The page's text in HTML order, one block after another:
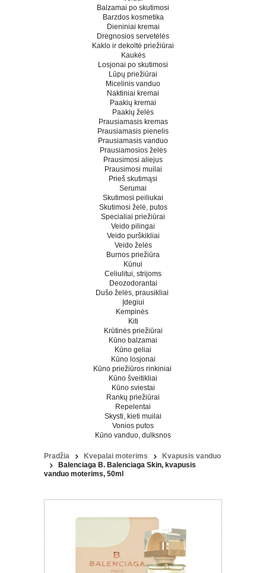
Balzamai po skutimosi
Barzdos kosmetika
Dieniniai kremai
Drėgnosios servetėlės
Kaklo ir dekoltė priežiūrai
Kaukės
Losjonai po skutimosi
Lūpų priežiūrai
Micelinis vanduo
Naktiniai kremai
Paakių kremai
Paakių želės
Prausiamasis kremas
Prausiamasis pienelis
Prausiamasis vanduo
Prausiamosios želės
Prausimosi aliejus
Prausimosi muilai
Prieš skutimąsi
Serumai
Skutimosi peiliukai
Skutimosi želė, putos
Specialiai priežiūrai
Veido pilingai
Veido purškikliai
Veido želės
Burnos priežiūra
Kūnui
Celiulitui, strijoms
Deozodorantai
Dušo želės, prausikliai
Įdegiui
Kempinės
Kiti
Krūtinės priežiūrai
Kūno balzamai
Kūno geliai
Kūno losjonai
Kūno priežiūros rinkiniai
Kūno šveitikliai
Kūno sviestai
Rankų priežiūrai
Repelentai
Skysti, kieti muilai
Vonios putos
Kūno vanduo, dulksnos
Pradžia Kvepalai moterims
Kvapusis vanduo
Balenciaga B. Balenciaga Skin, kvapusis
vanduo moterims, 50ml